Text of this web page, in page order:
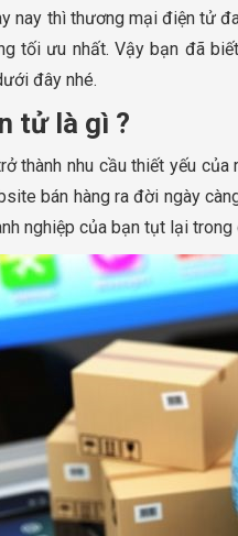
nay thì thương mại điện tử
tối ưu nhất. Vậy bạn đã
đây nhé.
tử là gì ?
nhu cầu thiết yếu
bán hàng ra đời ngày
nghiệp của bạn tụt lại